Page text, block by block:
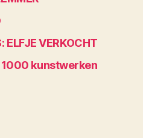
ELFJE VERKOCHT
kunstwerken